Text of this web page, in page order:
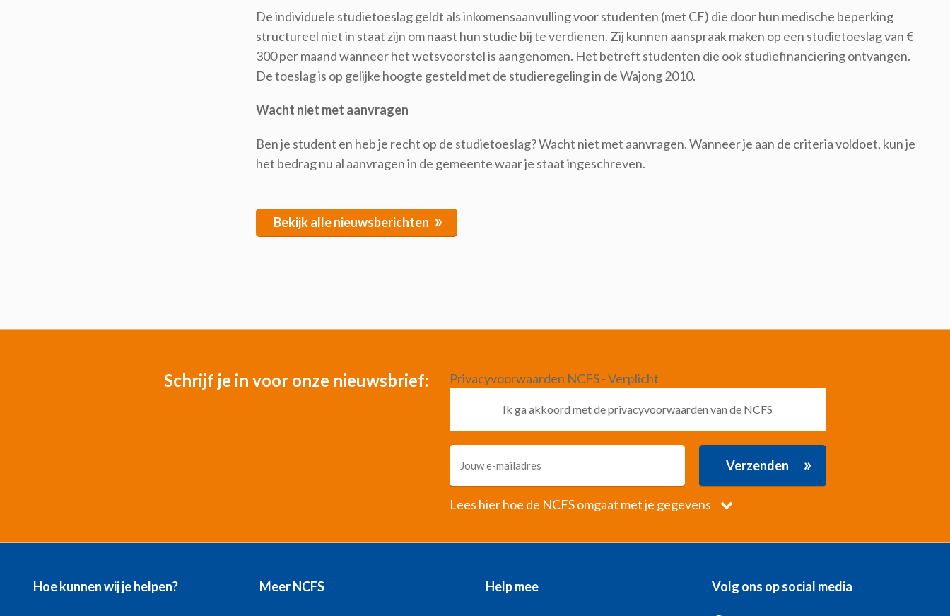
De individuele studietoeslag geldt als inkomensaanvulling voor studenten (met CF) die door hun medische beperking
structureel niet in staat zijn om naast hun studie bij te verdienen. Zij kunnen aanspraak maken op een studietoeslag van €
300 per maand wanneer het wetsvoorstel is aangenomen. Het betreft studenten die ook studiefinanciering ontvangen.
De toeslag is op gelijke hoogte gesteld met de studieregeling in de Wajong 2010.
Wacht niet met aanvragen
Ben je student en heb je recht op de studietoeslag? Wacht niet met aanvragen. Wanneer je aan de criteria voldoet, kun je
het bedrag nu al aanvragen in de gemeente waar je staat ingeschreven.
Bekijk alle nieuwsberichten »
Schrijf je in voor onze nieuwsbrief: Privacyvoorwaarden NCFS - Verplicht
Ik ga akkoord met de privacyvoorwaarden van de NCFS
Verzenden »
Lees hier hoe de NCFS omgaat met je gegevens
Hoe kunnen wij je helpen? Meer NCFS Help mee Volg ons op social media